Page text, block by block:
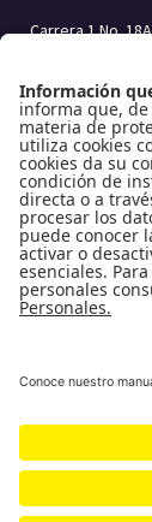
Carrera 1 No.
Tel.: (601) 332
Fax (601) 332 45
Redes
Reconocimiento como